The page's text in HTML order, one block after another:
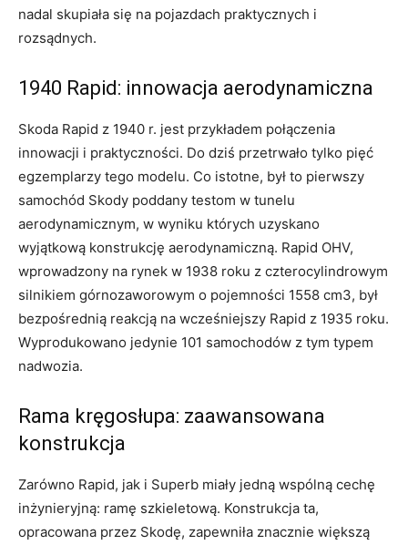
nadal skupiała się na pojazdach praktycznych i
rozsądnych.
1940 Rapid: innowacja aerodynamiczna
Skoda Rapid z 1940 r. jest przykładem połączenia
innowacji i praktyczności. Do dziś przetrwało tylko pięć
egzemplarzy tego modelu. Co istotne, był to pierwszy
samochód Skody poddany testom w tunelu
aerodynamicznym, w wyniku których uzyskano
wyjątkową konstrukcję aerodynamiczną. Rapid OHV,
wprowadzony na rynek w 1938 roku z czterocylindrowym
silnikiem górnozaworowym o pojemności 1558 cm3, był
bezpośrednią reakcją na wcześniejszy Rapid z 1935 roku.
Wyprodukowano jedynie 101 samochodów z tym typem
nadwozia.
Rama kręgosłupa: zaawansowana
konstrukcja
Zarówno Rapid, jak i Superb miały jedną wspólną cechę
inżynieryjną: ramę szkieletową. Konstrukcja ta,
opracowana przez Skodę, zapewniła znacznie większą